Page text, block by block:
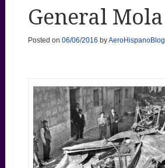
General Mola
Posted on 06/06/2016 byAeroHispanoBlog